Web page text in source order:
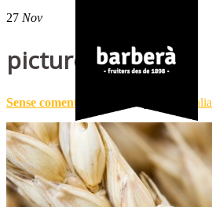
27 Nov
picture_6
Sense comentaris Pymeralia